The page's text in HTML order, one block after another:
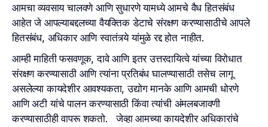
आमचा व्यवसाय चालवणे आणि सुधारणे यामध्ये आमचे वैध हितसंबंध
आहेत जे आपल्याबद्दलच्या वैयक्तिक डेटाचे संरक्षण करण्यासाठीचे आपले
हितसंबंध, अधिकार आणि स्वातंत्र्ये यांमुळे रद्द होत नाहीत.
आम्ही माहिती फसवणूक, दावे आणि इतर उत्तरदायित्वे यांच्या विरोधात
संरक्षण करण्यासाठी आणि त्यांना प्रतिबंध घालण्यासाठी तसेच लागू
असलेल्या कायदेशीर आवश्यकता, उद्योग मानके आणि आमची धोरणे
आणि अटी यांचे पालन करण्यासाठी किंवा त्यांची अंमलबजावणी
करण्यासाठीही वापरू शकतो. जेव्हा आमच्या कायदेशीर अधिकारांचे